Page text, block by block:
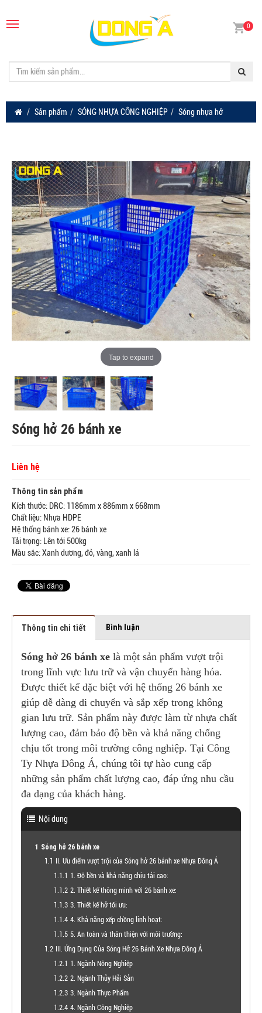
0
Sản phẩm SÓNG NHỰA CÔNG NGHIỆP Sóng nhựa hở
Tap to expand
Sóng hở 26 bánh xe
Liên hệ
Thông tin sản phẩm
Kích thước: DRC: 1186mm x 886mm x 668mm
Chất liệu: Nhựa HDPE
Hệ thống bánh xe: 26 bánh xe
Tải trọng: Lên tới 500kg
Màu sắc: Xanh dương, đỏ, vàng, xanh lá
Thông tin chi tiết Bình luận
Sóng hở 26 bánh xe là một sản phẩm vượt trội
trong lĩnh vực lưu trữ và vận chuyển hàng hóa.
Được thiết kế đặc biệt với hệ thống 26 bánh xe
giúp dễ dàng di chuyển và sắp xếp trong không
gian lưu trữ. Sản phẩm này được làm từ nhựa chất
lượng cao, đảm bảo độ bền và khả năng chống
chịu tốt trong môi trường công nghiệp. Tại Công
Ty Nhựa Đông Á, chúng tôi tự hào cung cấp
những sản phẩm chất lượng cao, đáp ứng nhu cầu
đa dạng của khách hàng.
Nội dung
Sóng hở 26 bánh xe
II. Ưu điểm vượt trội của Sóng hở 26 bánh xe Nhựa Đông Á
1. Độ bền và khả năng chịu tải cao:
2. Thiết kế thông minh với 26 bánh xe:
3. Thiết kế hở tối ưu:
4. Khả năng xếp chồng linh hoạt:
5. An toàn và thân thiện với môi trường:
III. Ứng Dụng Của Sóng Hở 26 Bánh Xe Nhựa Đông Á
1. Ngành Nông Nghiệp
2. Ngành Thủy Hải Sản
3. Ngành Thực Phẩm
4. Ngành Công Nghiệp